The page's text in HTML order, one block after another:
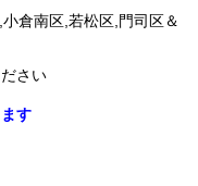
倉南区,若松区,門司区＆
さい
す